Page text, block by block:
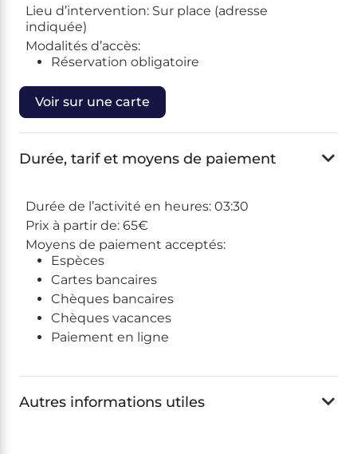
Lieu d’intervention: Sur place (adresse
indiquée)
Modalités d’accès:
Réservation obligatoire
Voir sur une carte
Durée, tarif et moyens de paiement
Durée de l’activité en heures: 03:30
Prix à partir de: 65€
Moyens de paiement acceptés:
Espèces
Cartes bancaires
Chèques bancaires
Chèques vacances
Paiement en ligne
Autres informations utiles